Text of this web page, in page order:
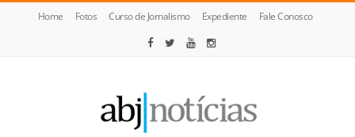
Home Fotos Curso de Jornalismo Expediente Fale Conosco